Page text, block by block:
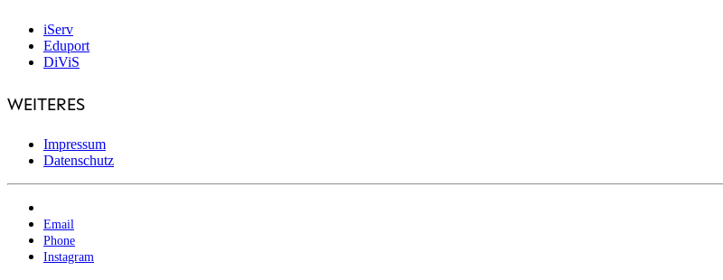
iServ
Eduport
DiViS
WEITERES
Impressum
Datenschutz
Email
Phone
Instagram